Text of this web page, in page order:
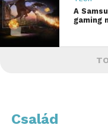
A
gaming
Család